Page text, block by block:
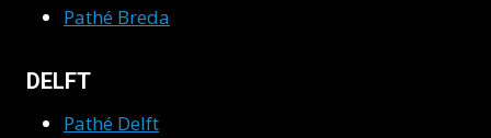
Pathé Breda
DELFT
Pathé Delft